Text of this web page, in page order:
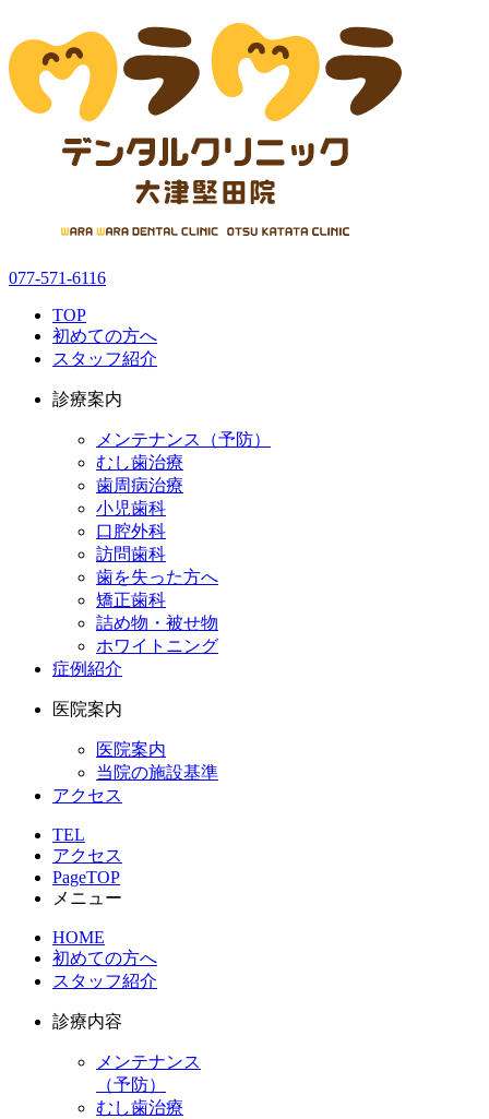
077-571-6116
TOP
初めての方へ
スタッフ紹介
診療案内
メンテナンス（予防）
むし歯治療
歯周病治療
小児歯科
口腔外科
訪問歯科
歯を失った方へ
矯正歯科
詰め物・被せ物
ホワイトニング
症例紹介
医院案内
医院案内
当院の施設基準
アクセス
TEL
アクセス
PageTOP
メニュー
HOME
初めての方へ
スタッフ紹介
診療内容
メンテナンス
（予防）
むし歯治療